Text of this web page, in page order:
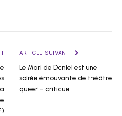
ARTICLE SUIVANT
Le Mari de Daniel est une
soirée émouvante de théâtre
queer – critique